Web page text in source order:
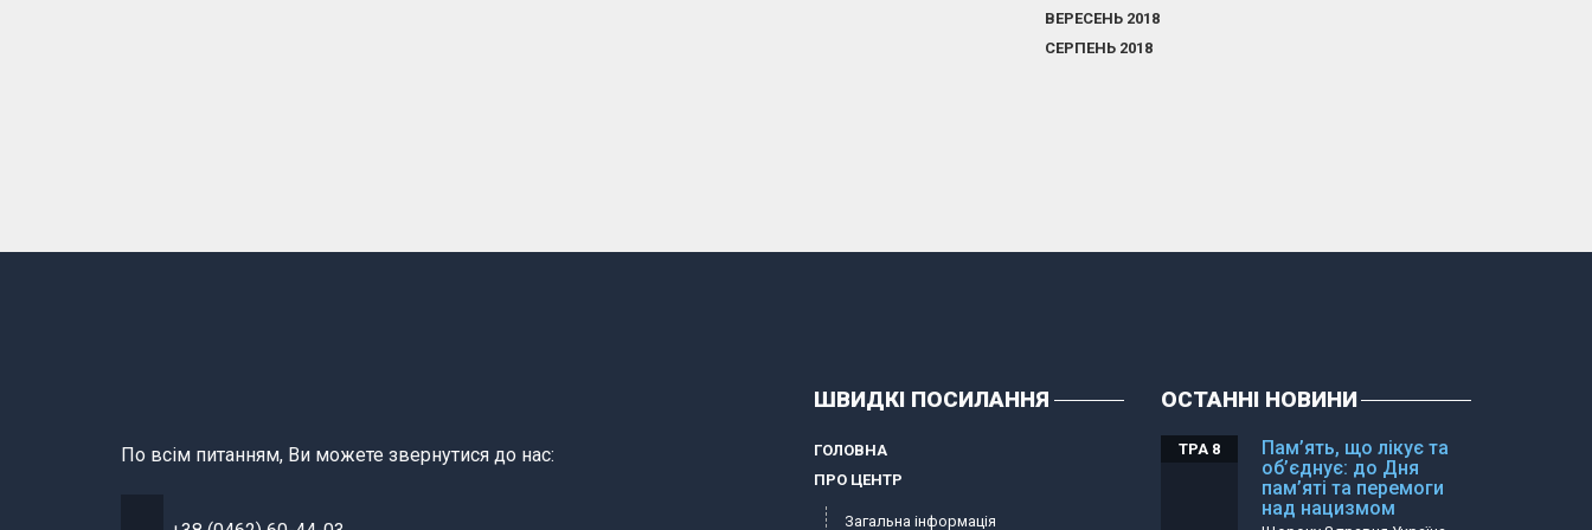
ВЕРЕСЕНЬ 2018
СЕРПЕНЬ 2018
По всім питанням, Ви можете звернутися до нас:
ШВИДКІ ПОСИЛАННЯ
ГОЛОВНА
ПРО ЦЕНТР
Загальна інформація
ОСТАННІ НОВИНИ
Пам’ять, що лікує та
об’єднує: до Дня
пам’яті та перемоги
над нацизмом
ТРА 8